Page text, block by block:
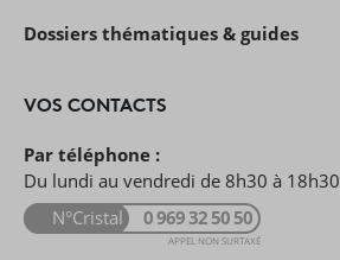
Dossiers thématiques & guides
VOS CONTACTS
Par téléphone :
Du lundi au vendredi de 8h30 à 18h30
N°Cristal
0 969 32 50 50
APPEL NON SURTAXÉ